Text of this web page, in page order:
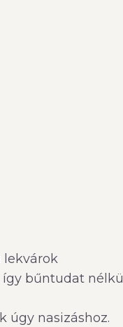
lekvárok
bűntudat nélkül
úgy nasizáshoz.